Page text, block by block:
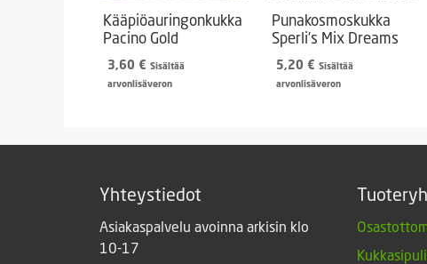
Kääpiöauringonkukka
Pacino Gold
3,60 € Sisältää
arvonlisäveron
Punakosmoskukka
Sperli’s Mix Dreams
5,20 € Sisältää
arvonlisäveron
Yhteystiedot
Asiakaspalvelu avoinna arkisin klo
10-17